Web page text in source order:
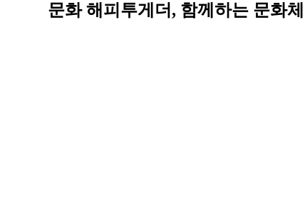
문화 해피투게더, 함께하는 문화